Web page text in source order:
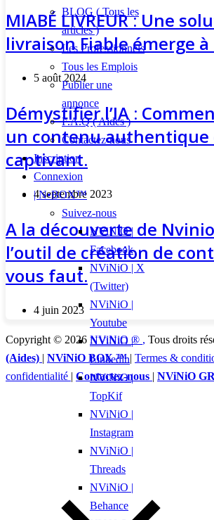
MIABÉ LIVREUR : Une
livraison Fiable émerge à
5 août 2024
Démystifier l’IA :
un contenu authentique
captivant.
4 septembre 2023
A la découverte de
l’outil de création de
vous faut.
4 juin 2023
Copyright © 2026 NViNiO ® , Tous droits
(Aides) | NViNiO BOX ™| Termes &
confidentialité | Contactez-nous | NViNiO
BLOG ( Tous les
articles )
Les Professionnels
Tous les Emplois
Publier une
annonce
F.A.Q ( Aides )
Contactez-nous
Inscription
Connexion
| N•BOX™
Suivez-nous
NViNiO |
Facebook
NViNiO | X
(Twitter)
NViNiO |
Youtube
NViNiO |
Linkedin
NViNiO |
TopKif
NViNiO |
Instagram
NViNiO |
Threads
NViNiO |
Behance